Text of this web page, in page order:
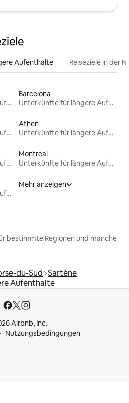
Aufenthalte Reiseziele in der
Unterkünfte für längere Aufenthalte
Barcelona
Unterkünfte für längere Aufenthalte
Unterkünfte für längere Aufenthalte
Athen
Unterkünfte für längere Aufenthalte
Unterkünfte für längere Aufenthalte
Montreal
Unterkünfte für längere Aufenthalte
Unterkünfte für längere Aufenthalte
Mehr anzeigen
bestimmte Regionen und manche
du-Sud Sartène
Aufenthalte
Airbnb, Inc.
Nutzungsbedingungen